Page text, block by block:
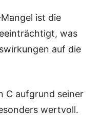
ist die
was
auf die
C aufgrund seiner
wertvoll.